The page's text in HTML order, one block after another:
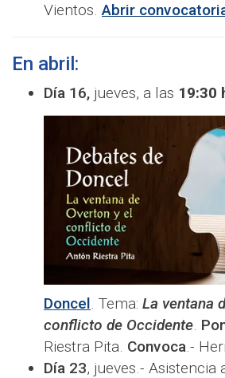
Vientos.Abrir
En abril:
Día 16, jueves, a las 19:30
Doncel. Tema: La ventana
conflicto de Occidente.
Riestra Pita. Convoca.-
Día 23, jueves.- Asistencia